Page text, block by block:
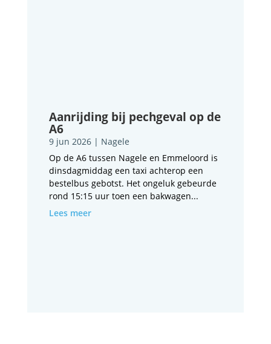
Aanrijding bij pechgeval op de
A6
9 jun 2026| Nagele
Op de A6 tussen Nagele en Emmeloord is
dinsdagmiddag een taxi achterop een
bestelbus gebotst. Het ongeluk gebeurde
rond 15:15 uur toen een bakwagen...
Lees meer